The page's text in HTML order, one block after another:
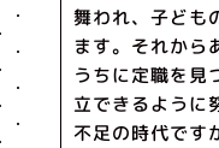
舞われ、子ども
ます。それから
うちに定職を見
立できるように
不足の時代です